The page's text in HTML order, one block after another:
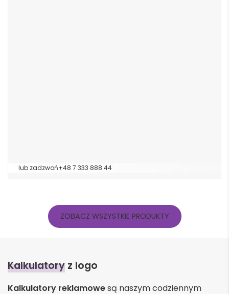
Kalkulatory z logo
Kalkulatory reklamowesą naszym codziennym
lub zadzwoń+48 7 333 888 44
ZOBACZ WSZYSTKIE PRODUKTY